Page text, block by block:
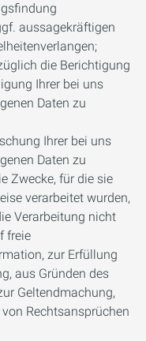
aussagekräftigen
die Berichtigung
Ihrer bei uns
Daten zu
Ihrer bei uns
Daten zu
Zwecke, für die sie
verarbeitet wurden,
Verarbeitung nicht
freie
zur Erfüllung
aus Gründen des
Geltendmachung,
Rechtsansprüchen